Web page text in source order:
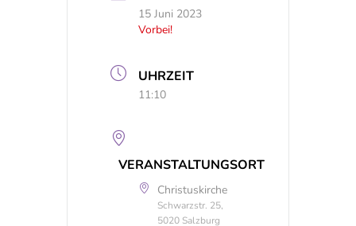
15 Juni 2023
Vorbei!
UHRZEIT
11:10
VERANSTALTUNGSORT
Christuskirche
Schwarzstr. 25,
5020 Salzburg